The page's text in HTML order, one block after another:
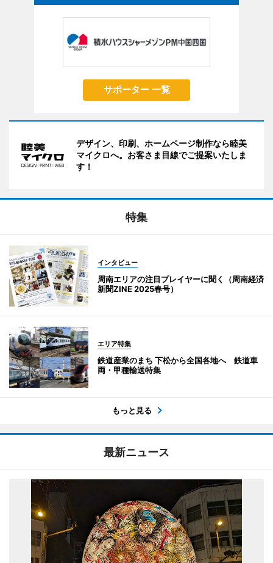
サポーター 一覧
デザイン、印刷、ホームページ制作なら睦美
マイクロへ。お客さま目線でご提案いたしま
す！
特集
インタビュー
周南エリアの注目プレイヤーに聞く（周南経済
新聞ZINE 2025春号）
エリア特集
鉄道産業のまち 下松から全国各地へ 鉄道車
両・甲種輸送特集
もっと見る
最新ニュース